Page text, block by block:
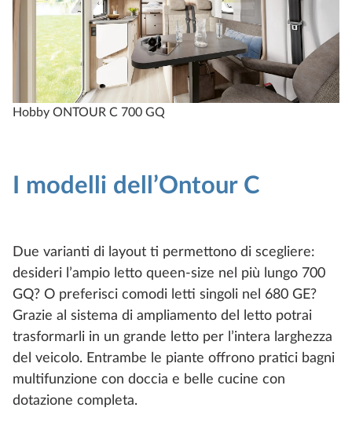
Hobby ONTOUR C 700 GQ
I modelli dell’Ontour C
Due varianti di layout ti permettono di scegliere:
desideri l’ampio letto queen-size nel più lungo 700
GQ? O preferisci comodi letti singoli nel 680 GE?
Grazie al sistema di ampliamento del letto potrai
trasformarli in un grande letto per l’intera larghezza
del veicolo. Entrambe le piante offrono pratici bagni
multifunzione con doccia e belle cucine con
dotazione completa.